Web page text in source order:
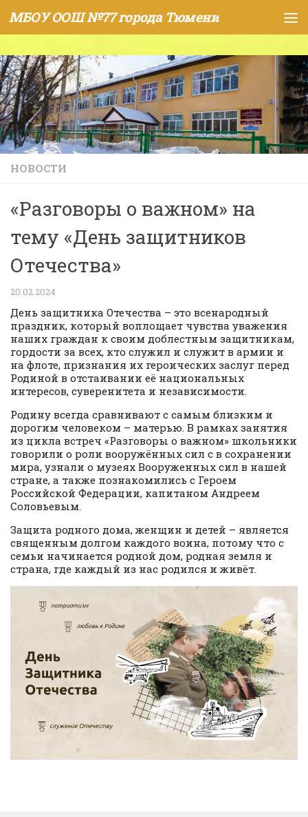
Skip to content
МБОУ ООШ №77 города Тюмени
НОВОСТИ
«Разговоры о важном» на
тему «День защитников
Отечества»
20.02.2024
День защитника Отечества – это всенародный
праздник, который воплощает чувства уважения
наших граждан к своим доблестным защитникам,
гордости за всех, кто служил и служит в армии и
на флоте, признания их героических заслуг перед
Родиной в отстаивании её национальных
интересов, суверенитета и независимости.
Родину всегда сравнивают с самым близким и
дорогим человеком – матерью. В рамках занятия
из цикла встреч «Разговоры о важном» школьники
говорили о роли вооружённых сил с в сохранении
мира, узнали о музеях Вооруженных сил в нашей
стране, а также познакомились с Героем
Российской Федерации, капитаном Андреем
Соловьевым.
Защита родного дома, женщин и детей – является
священным долгом каждого воина, потому что с
семьи начинается родной дом, родная земля и
страна, где каждый из нас родился и живёт.